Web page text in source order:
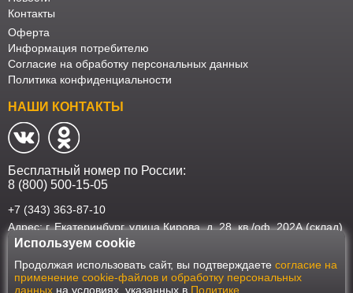
Контакты
Оферта
Информация потребителю
Согласие на обработку персональных данных
Политика конфиденциальности
НАШИ КОНТАКТЫ
Бесплатный номер по России:
8 (800) 500-15-05
+7 (343) 363-87-10
Адрес: г. Екатеринбург, улица Кирова, д. 28, кв./оф. 202А (склад)
Наш интернет-магазин работает в соответствии с требованиями
Федерального закона от 27 июля 2006 года №152-ФЗ "О персональных
данных". Оформить заказ на сайте Мебеласка возможно только при
Используем cookie
Продолжая использовать сайт, вы подтверждаете согласие на
применение cookie-файлов и обработку персональных
данных на условиях, указанных в Политике